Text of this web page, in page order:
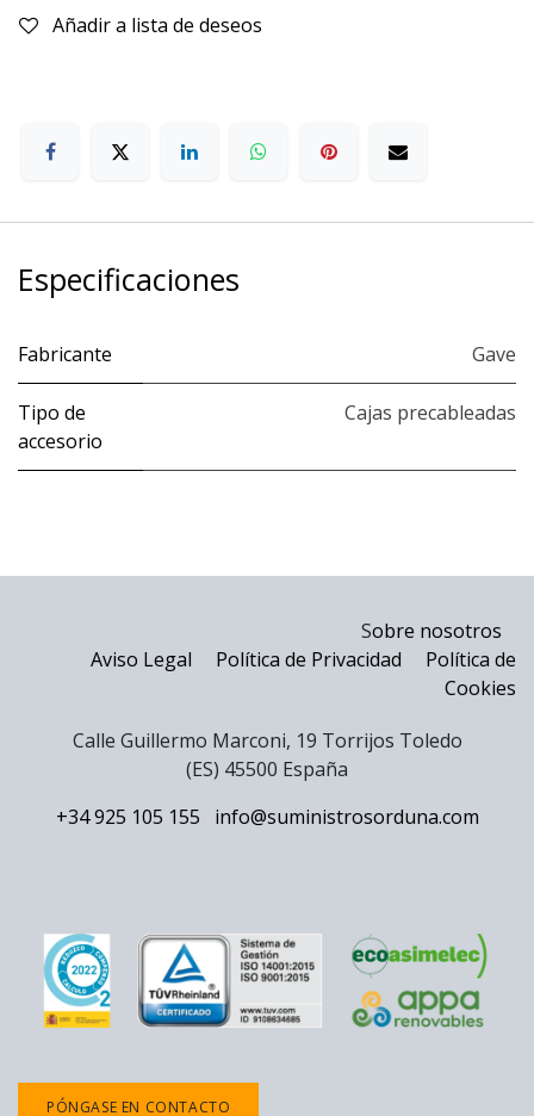
Añadir a lista de deseos
Especificaciones
Fabricante Gave
Tipo de
accesorio
Cajas precableadas
Sobre nosotros
Aviso Legal
Política de Privacidad
Política de
Cookies
Calle Guillermo Marconi, 19 Torrijos Toledo
(ES) 45500 España
+34 925 105 155
info@suministrosorduna.com
PÓNGASE EN CONTACTO